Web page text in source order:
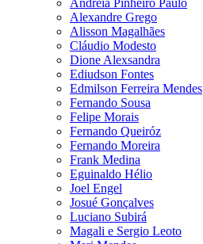
Andreia Pinheiro Paulo
Alexandre Grego
Alisson Magalhães
Cláudio Modesto
Dione Alexsandra
Ediudson Fontes
Edmilson Ferreira Mendes
Fernando Sousa
Felipe Morais
Fernando Queiróz
Fernando Moreira
Frank Medina
Eguinaldo Hélio
Joel Engel
Josué Gonçalves
Luciano Subirá
Magali e Sergio Leoto